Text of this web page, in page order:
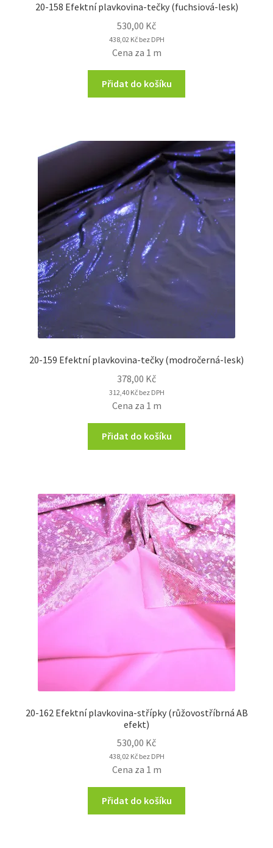
20-158 Efektní plavkovina-tečky (fuchsiová-lesk)
530,00 Kč
438,02 Kčbez DPH
Cena za 1 m
Přidat do košíku
20-159 Efektní plavkovina-tečky (modročerná-lesk)
378,00 Kč
312,40 Kčbez DPH
Cena za 1 m
Přidat do košíku
20-162 Efektní plavkovina-střípky (růžovostříbrná AB
efekt)
530,00 Kč
438,02 Kčbez DPH
Cena za 1 m
Přidat do košíku